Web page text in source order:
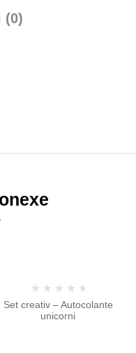
(0)
Set creativ – Autocolante
unicorni